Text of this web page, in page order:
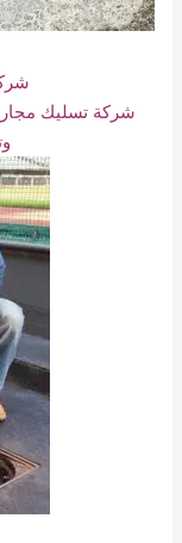
شركة تسليك